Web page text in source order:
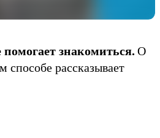
знакомиться. О
способе рассказывает